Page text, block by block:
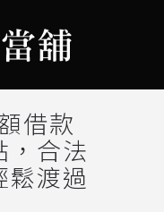
借款
，合法
鬆渡過